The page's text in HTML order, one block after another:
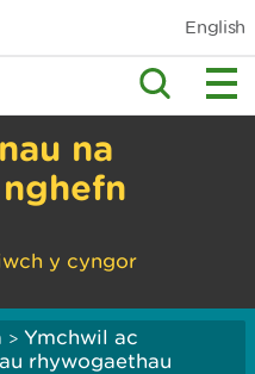
English
na
y cyngor
> Ymchwil ac
rhywogaethau